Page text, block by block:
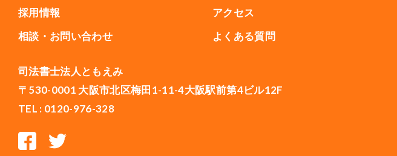
採用情報
アクセス
相談・お問い合わせ
よくある質問
司法書士法人ともえみ
〒530-0001 大阪市北区梅田1-11-4大阪駅前第4ビル12F
TEL : 0120-976-328